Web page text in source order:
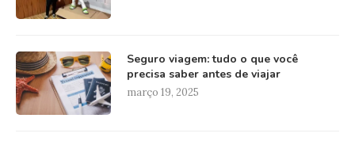
Seguro viagem: tudo o que você
precisa saber antes de viajar
março 19, 2025